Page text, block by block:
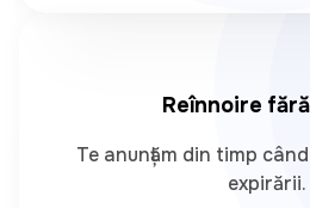
Reînnoire
Te anunțăm din timp
expirării.